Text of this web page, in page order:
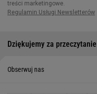
Dziękujemy za przeczytanie
Obserwuj nas